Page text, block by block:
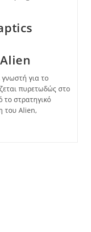
για το
πυρετωδώς στο
το στρατηγικό
του Alien,